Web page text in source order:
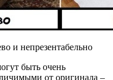
и непрезентабельно
быть очень
от оригинала –